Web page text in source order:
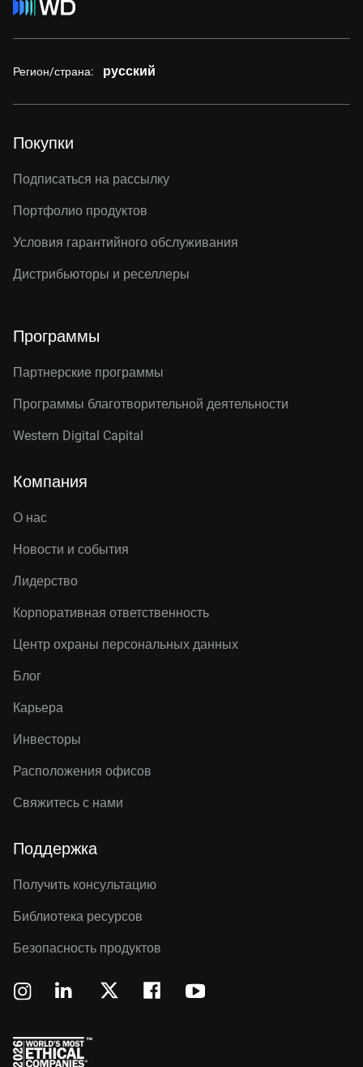
Регион/страна: русский
Покупки
Подписаться на рассылку
Портфолио продуктов
Условия гарантийного обслуживания
Дистрибьюторы и реселлеры
Программы
Партнерские программы
Программы благотворительной деятельности
Western Digital Capital
Компания
О нас
Новости и события
Лидерство
Корпоративная ответственность
Центр охраны персональных данных
Блог
Карьера
Инвесторы
Расположения офисов
Свяжитесь с нами
Поддержка
Получить консультацию
Библиотека ресурсов
Безопасность продуктов